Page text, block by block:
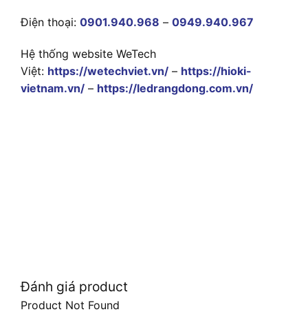
Điện thoại: 0901.940.968 – 0949.940.967
Hệ thống website WeTech
Việt: https://wetechviet.vn/ – https://hioki-
vietnam.vn/ – https://ledrangdong.com.vn/
Đánh giá product
Product Not Found